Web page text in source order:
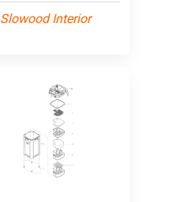
Slowood Interior